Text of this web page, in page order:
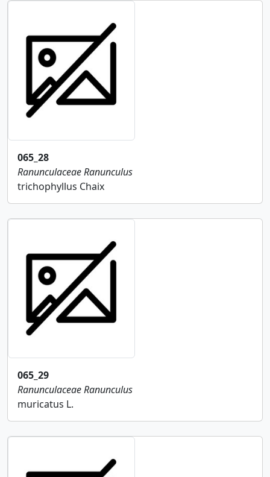
065_28
RanunculaceaeRanunculus
trichophyllus Chaix
065_29
RanunculaceaeRanunculus
muricatus L.